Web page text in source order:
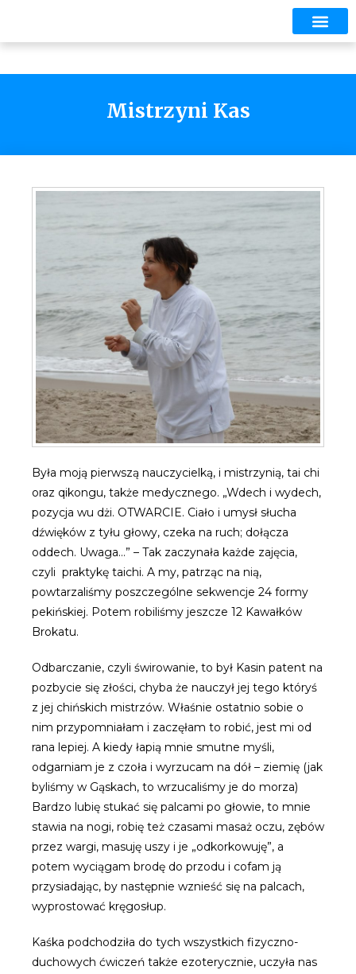
Mistrzyni Kas
Była moją pierwszą nauczycielką, i mistrzynią, tai chi
oraz qikongu, także medycznego. „Wdech i wydech,
pozycja wu dżi. OTWARCIE. Ciało i umysł słucha
dźwięków z tyłu głowy, czeka na ruch; dołącza
oddech. Uwaga…” – Tak zaczynała każde zajęcia,
czyli praktykę taichi. A my, patrząc na nią,
powtarzaliśmy poszczególne sekwencje 24 formy
pekińskiej. Potem robiliśmy jeszcze 12 Kawałków
Brokatu.
Odbarczanie, czyli świrowanie, to był Kasin patent na
pozbycie się złości, chyba że nauczył jej tego któryś
z jej chińskich mistrzów. Właśnie ostatnio sobie o
nim przypomniałam i zaczęłam to robić, jest mi od
rana lepiej. A kiedy łapią mnie smutne myśli,
odgarniam je z czoła i wyrzucam na dół – ziemię (jak
byliśmy w Gąskach, to wrzucaliśmy je do morza)
Bardzo lubię stukać się palcami po głowie, to mnie
stawia na nogi, robię też czasami masaż oczu, zębów
przez wargi, masuję uszy i je „odkorkowuję”, a
potem wyciągam brodę do przodu i cofam ją
przysiadając, by następnie wznieść się na palcach,
wyprostować kręgosłup.
Kaśka podchodziła do tych wszystkich fizyczno-
duchowych ćwiczeń także ezoterycznie, uczyła nas